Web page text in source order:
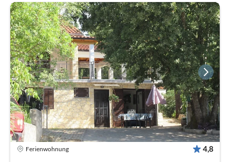
Ferienwohnung 4,8